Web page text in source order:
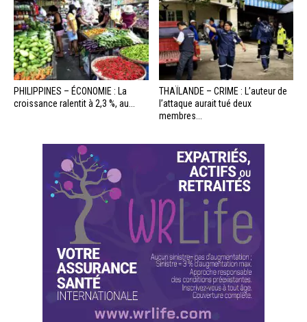
PHILIPPINES – ÉCONOMIE : La
croissance ralentit à 2,3 %, au...
THAÏLANDE – CRIME : L’auteur de
l’attaque aurait tué deux
membres...